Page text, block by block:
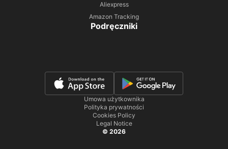
Aliexpress
Amazon Tracking
Podręczniki
Umowa użytkownika
Polityka prywatności
Cookies Policy
Legal Notice
© 2026